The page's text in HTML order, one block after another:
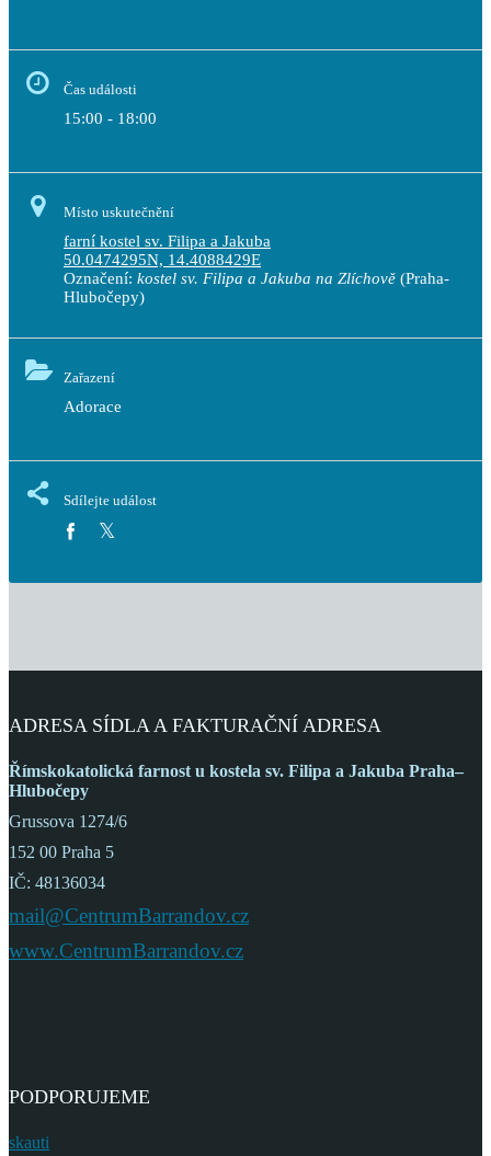
Čas události
15:00 - 18:00
Místo uskutečnění
farní kostel sv. Filipa a Jakuba
50.0474295N, 14.4088429E
Označení: kostel sv. Filipa a Jakuba na Zlíchově (Praha-
Hlubočepy)
Zařazení
Adorace
Sdílejte událost
ADRESA SÍDLA A FAKTURAČNÍ ADRESA
Římskokatolická farnost u kostela sv. Filipa a Jakuba Praha–
Hlubočepy
Grussova 1274/6
152 00 Praha 5
IČ: 48136034
mail@CentrumBarrandov.cz
www.CentrumBarrandov.cz
PODPORUJEME
skauti